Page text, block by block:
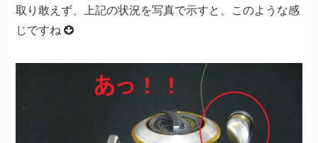
取り敢えず、上記の状況を写真で示すと、このような感
じですね